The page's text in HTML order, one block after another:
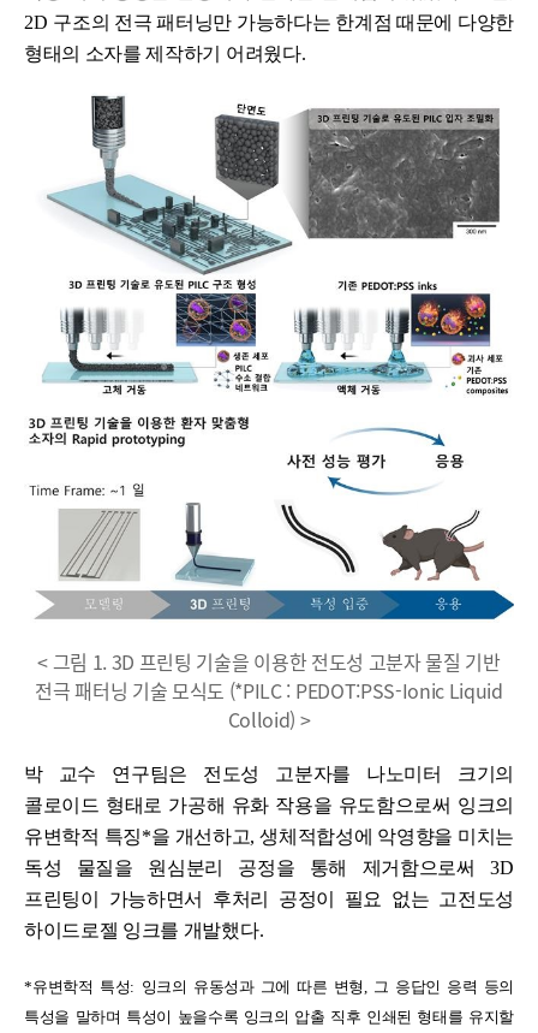
2D 구조의 전극 패터닝만 가능하다는 한계점 때문에 다양한
형태의 소자를 제작하기 어려웠다.
< 그림 1. 3D 프린팅 기술을 이용한 전도성 고분자 물질 기반
전극 패터닝 기술 모식도 (*PILC : PEDOT:PSS-Ionic Liquid
Colloid) >
박 교수 연구팀은 전도성 고분자를 나노미터 크기의
콜로이드 형태로 가공해 유화 작용을 유도함으로써 잉크의
유변학적 특징*을 개선하고,생체적합성에 악영향을 미치는
독성 물질을 원심분리 공정을 통해 제거함으로써 3D
프린팅이 가능하면서 후처리 공정이 필요 없는 고전도성
하이드로젤 잉크를 개발했다.
*유변학적 특성: 잉크의 유동성과 그에 따른 변형, 그 응답인 응력 등의
특성을 말하며 특성이 높을수록 잉크의 압출 직후 인쇄된 형태를 유지할